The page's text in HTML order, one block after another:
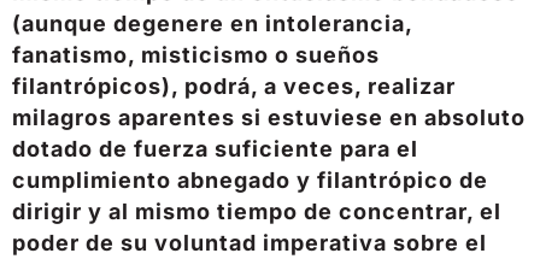
(aunque degenere en intolerancia,
fanatismo, misticismo o sueños
filantrópicos), podrá, a veces, realizar
milagros aparentes si estuviese en absoluto
dotado de fuerza suficiente para el
cumplimiento abnegado y filantrópico de
dirigir y al mismo tiempo de concentrar, el
poder de su voluntad imperativa sobre el